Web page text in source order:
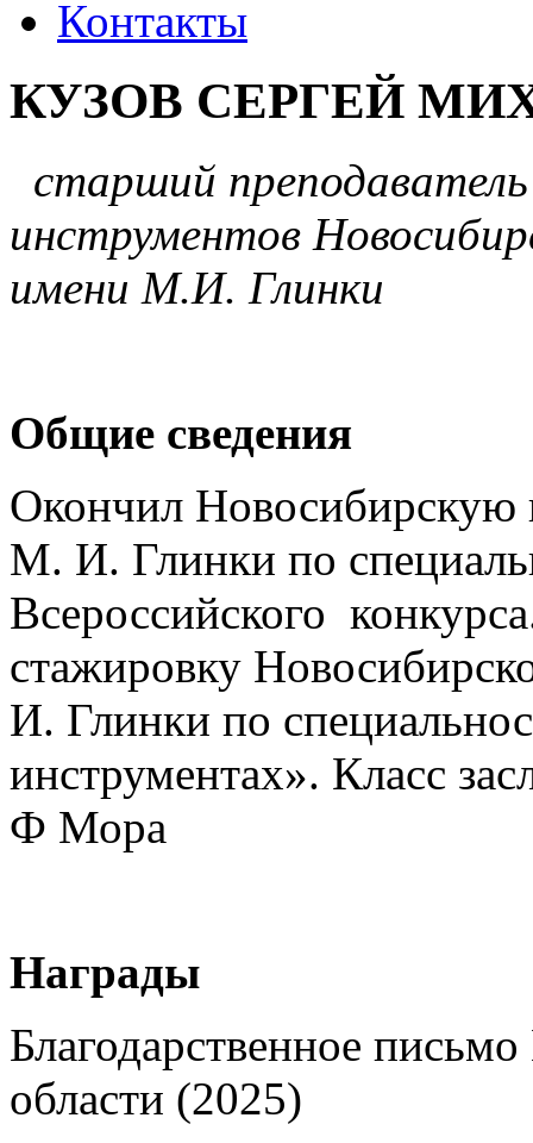
Контакты
КУЗОВ СЕРГЕЙ
старший
инструментов
имени М.И. Глинки
Общие сведения
Окончил Новосибирскую
М. И. Глинки по
Всероссийского
стажировку
И. Глинки по
инструментах». Класс
Ф Мора
Награды
Благодарственное
области (2025)